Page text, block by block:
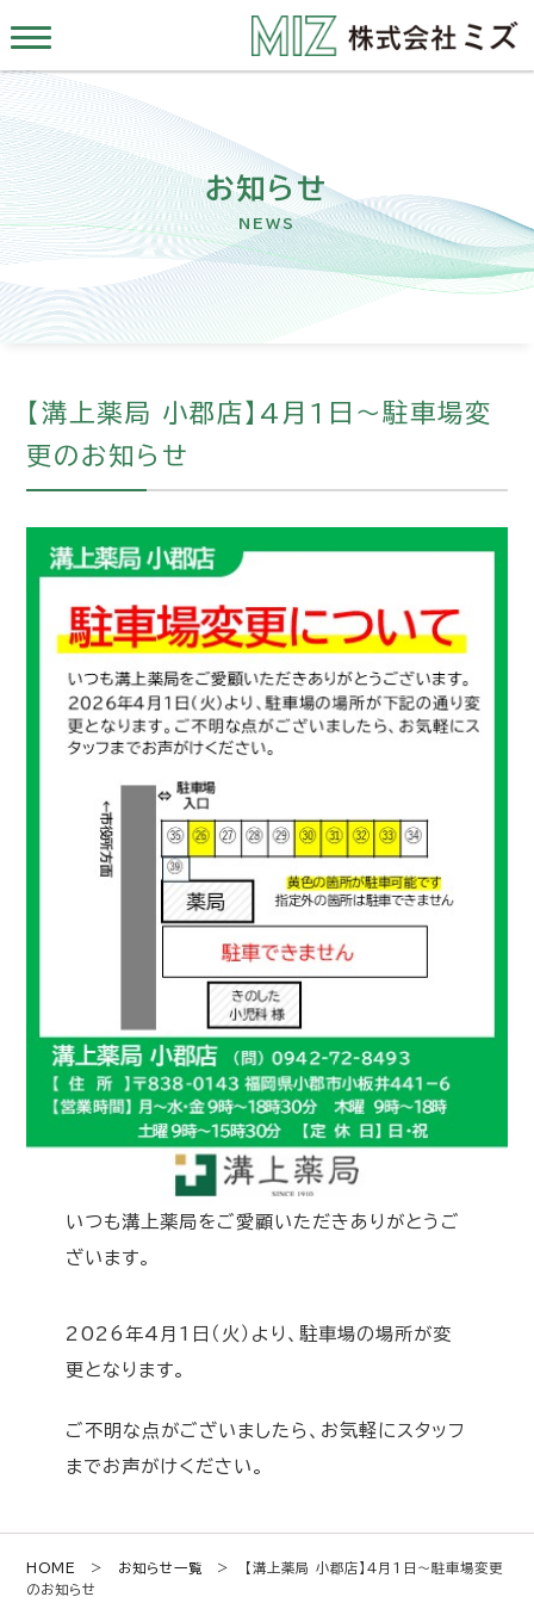
お知らせ
NEWS
【溝上薬局 小郡店】4月1日～駐車場変
更のお知らせ
いつも溝上薬局をご愛顧いただきありがとうご
ざいます。
2026年4月1日（火）より、駐車場の場所が変
更となります。
ご不明な点がございましたら、お気軽にスタッフ
までお声がけください。
HOME > お知らせ一覧
> 【溝上薬局 小郡店】4月1日～駐車場変更
のお知らせ